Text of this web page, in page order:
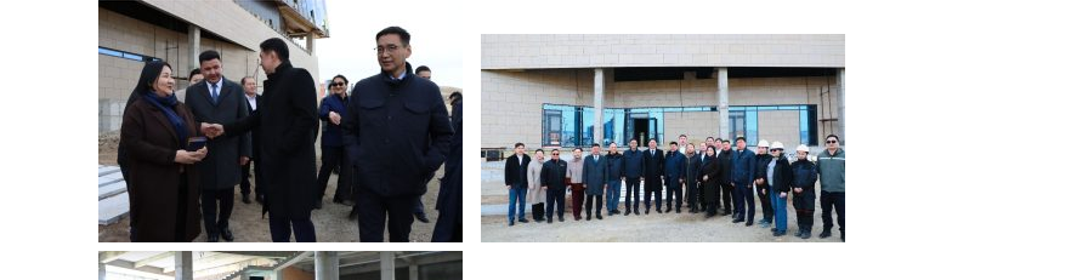
Company
About
Contact us
Subscription Plans
My account